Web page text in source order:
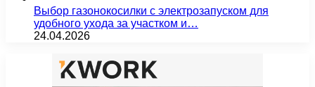
Выбор газонокосилки с электрозапуском для
удобного ухода за участком и…
24.04.2026